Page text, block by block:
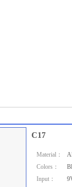
C17
Material：
Colors：
Input：